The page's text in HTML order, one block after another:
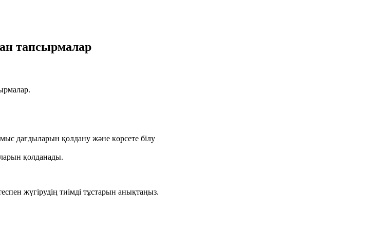
тапсырмалар
дағдыларын қолдану және көрсете білу
қолданады.
жүгірудің тиімді тұстарын анықтаңыз.